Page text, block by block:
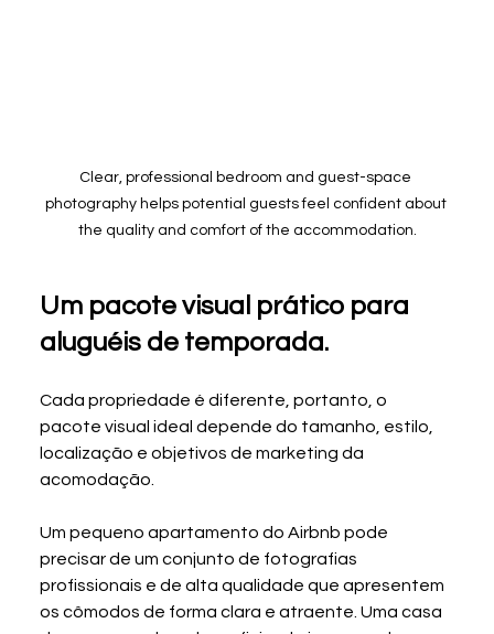
Clear, professional bedroom and guest-space
photography helps potential guests feel confident about
the quality and comfort of the accommodation.
Um pacote visual prático para
aluguéis de temporada.
Cada propriedade é diferente, portanto, o
pacote visual ideal depende do tamanho, estilo,
localização e objetivos de marketing da
acomodação.
Um pequeno apartamento do Airbnb pode
precisar de um conjunto de fotografias
profissionais e de alta qualidade que apresentem
os cômodos de forma clara e atraente. Uma casa